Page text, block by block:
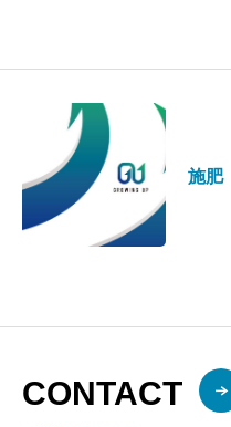
施肥
CONTACT